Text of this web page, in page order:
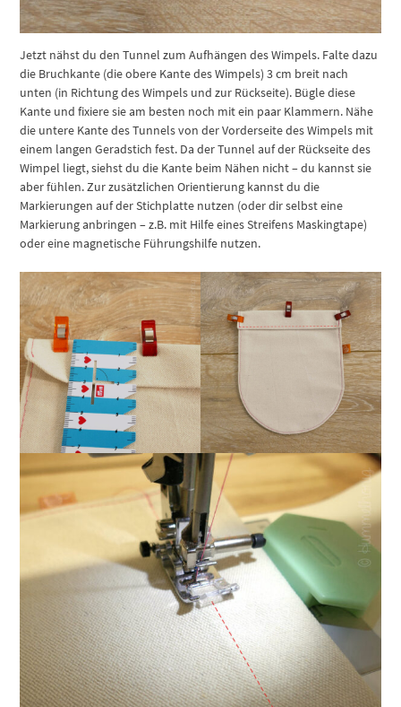
Jetzt nähst du den Tunnel zum Aufhängen des Wimpels. Falte dazu
die Bruchkante (die obere Kante des Wimpels) 3 cm breit nach
unten (in Richtung des Wimpels und zur Rückseite). Bügle diese
Kante und fixiere sie am besten noch mit ein paar Klammern. Nähe
die untere Kante des Tunnels von der Vorderseite des Wimpels mit
einem langen Geradstich fest. Da der Tunnel auf der Rückseite des
Wimpel liegt, siehst du die Kante beim Nähen nicht – du kannst sie
aber fühlen. Zur zusätzlichen Orientierung kannst du die
Markierungen auf der Stichplatte nutzen (oder dir selbst eine
Markierung anbringen – z.B. mit Hilfe eines Streifens Maskingtape)
oder eine magnetische Führungshilfe nutzen.